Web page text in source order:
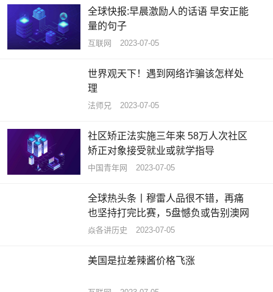
全球快报:早晨激励人的话语 早安正能
量的句子
互联网 2023-07-05
世界观天下！遇到网络诈骗该怎样处
理
法师兄 2023-07-05
社区矫正法实施三年来 58万人次社区
矫正对象接受就业或就学指导
中国青年网 2023-07-05
全球热头条丨穆雷人品很不错，再痛
也坚持打完比赛，5盘憾负或告别澳网
焱各讲历史 2023-07-05
美国是拉差辣酱价格飞涨